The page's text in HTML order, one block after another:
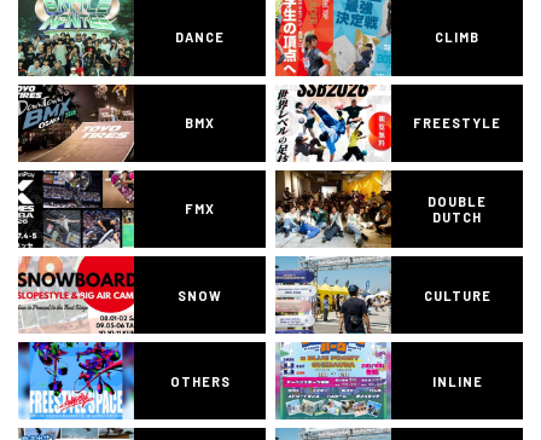
DANCE CLIMB
BMX FREESTYLE
FMX
DOUBLE
DUTCH
SNOW CULTURE
OTHERS INLINE